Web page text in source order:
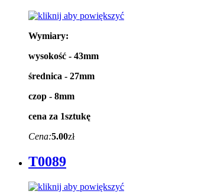
Wymiary:
wysokość - 43mm
średnica - 27mm
czop - 8mm
cena za 1sztukę
Cena:5.00zł
T0089